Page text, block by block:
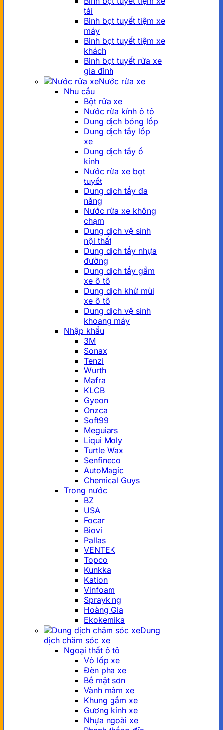
tải
Bình bọt tuyết tiệm xe
máy
Bình bọt tuyết tiệm xe
khách
Bình bọt tuyết rửa xe
gia đình
Nước rửa xe
Nhu cầu
Bột rửa xe
Nước rửa kính ô tô
Dung dịch bóng lốp
Dung dịch tẩy lốp
xe
Dung dịch tẩy ố
kính
Nước rửa xe bọt
tuyết
Dung dịch tẩy đa
năng
Nước rửa xe không
chạm
Dung dịch vệ sinh
nội thất
Dung dịch tẩy nhựa
đường
Dung dịch tẩy gầm
xe ô tô
Dung dịch khử mùi
xe ô tô
Dung dịch vệ sinh
khoang máy
Nhập khẩu
3M
Sonax
Tenzi
Wurth
Mafra
KLCB
Gyeon
Onzca
Soft99
Meguiars
Liqui Moly
Turtle Wax
Senfineco
AutoMagic
Chemical Guys
Trong nước
BZ
USA
Focar
Biovi
Pallas
VENTEK
Topco
Kunkka
Kation
Vinfoam
Sprayking
Hoàng Gia
Ekokemika
Dung
dịch chăm sóc xe
Ngoại thất ô tô
Vỏ lốp xe
Đèn pha xe
Bề mặt sơn
Vành mâm xe
Khung gầm xe
Gương kính xe
Nhựa ngoài xe